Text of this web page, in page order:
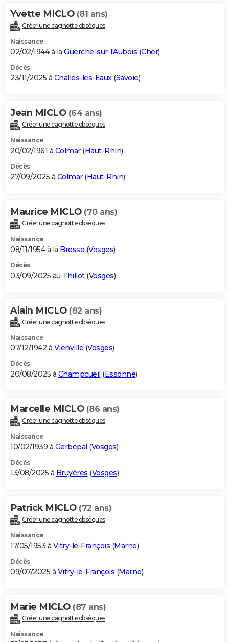
Yvette MICLO (81 ans)
Créer une cagnotte obsèques
Naissance
02/02/1944 à la Guerche-sur-l'Aubois (Cher)
Décès
23/11/2025 à Challes-les-Eaux(Savoie)
Jean MICLO (64 ans)
Créer une cagnotte obsèques
Naissance
20/02/1961 à Colmar(Haut-Rhin)
Décès
27/09/2025 à Colmar(Haut-Rhin)
Maurice MICLO (70 ans)
Créer une cagnotte obsèques
Naissance
08/11/1954 à la Bresse (Vosges)
Décès
03/09/2025 au Thillot(Vosges)
Alain MICLO (82 ans)
Créer une cagnotte obsèques
Naissance
07/12/1942 à Vienville (Vosges)
Décès
20/08/2025 à Champcueil (Essonne)
Marcelle MICLO (86 ans)
Créer une cagnotte obsèques
Naissance
10/02/1939 à Gerbépal (Vosges)
Décès
13/08/2025 à Bruyères (Vosges)
Patrick MICLO (72 ans)
Créer une cagnotte obsèques
Naissance
17/05/1953 à Vitry-le-François (Marne)
Décès
09/07/2025 à Vitry-le-François (Marne)
Marie MICLO (87 ans)
Créer une cagnotte obsèques
Naissance